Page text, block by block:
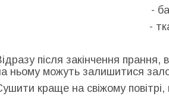
-
-
після закінчення
ньому можуть залишитися
краще на свіжому повітрі,